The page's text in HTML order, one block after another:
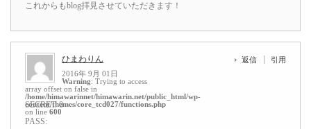
これからもblog拝見させていただきます！
ひまわりん
2016年 9月 01日
Warning: Trying to access
array offset on false in
/home/himawarinnet/himawarin.net/public_html/wp-
content/themes/core_tcd027/functions.php
on line 600
返信 引用
SECRET: 0
PASS: